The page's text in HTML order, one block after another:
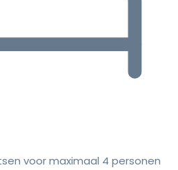
voor maximaal 4 personen